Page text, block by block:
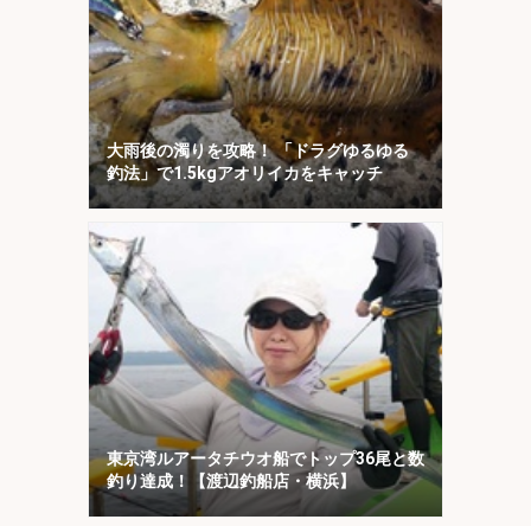
大雨後の濁りを攻略！ 「ドラグゆるゆる
釣法」で1.5kgアオリイカをキャッチ
東京湾ルアータチウオ船でトップ36尾と数
釣り達成！【渡辺釣船店・横浜】